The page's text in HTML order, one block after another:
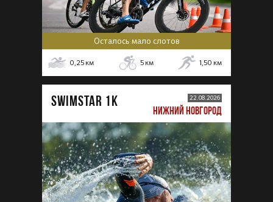
Осталось мало слотов
0,25 км 5 км 1,50 км
SWIMSTAR 1K 22.08.2026
НИЖНИЙ НОВГОРОД